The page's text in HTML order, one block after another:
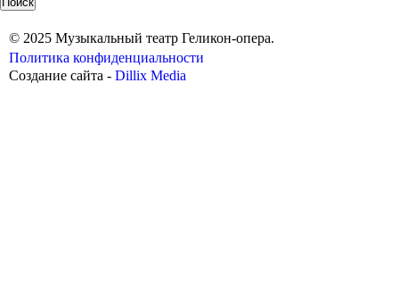
© 2025 Музыкальный театр Геликон-опера.
Политика конфиденциальности
Создание сайта - Dillix Media